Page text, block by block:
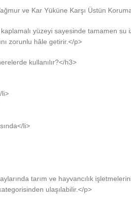
ve Kar Yüküne Karşı Üstün
yüzeyi sayesinde tamamen su
zorunlu hâle getirir.</p>
kullanılır?</h3>
li>
li>
tarım ve hayvancılık
ulaşılabilir.</p>